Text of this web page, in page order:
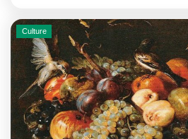
Culture